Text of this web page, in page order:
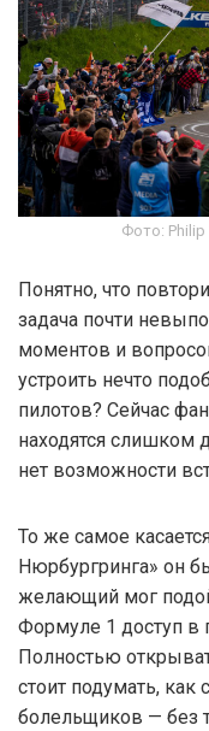
Фото: Philip
Понятно, что
задача почти
моментов и
устроить нечто
пилотов? Сейчас
находятся слишком
нет возможности
То же самое
Нюрбургринга» он
желающий мог
Формуле 1 доступ в
Полностью
стоит подумать, как
болельщиков — без